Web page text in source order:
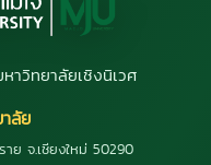
าวิทยาลัยเชิงนิเวศ
ลัย
ย จ.เชียงใหม่ 50290